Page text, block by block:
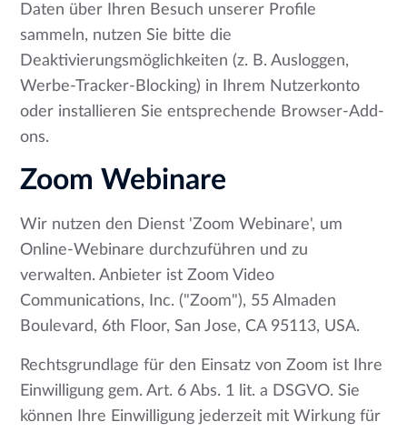
Daten über Ihren Besuch unserer Profile
sammeln, nutzen Sie bitte die
Deaktivierungsmöglichkeiten (z. B. Ausloggen,
Werbe-Tracker-Blocking) in Ihrem Nutzerkonto
oder installieren Sie entsprechende Browser-Add-
ons.
Zoom Webinare
Wir nutzen den Dienst 'Zoom Webinare', um
Online-Webinare durchzuführen und zu
verwalten. Anbieter ist Zoom Video
Communications, Inc. ("Zoom"), 55 Almaden
Boulevard, 6th Floor, San Jose, CA 95113, USA.
Rechtsgrundlage für den Einsatz von Zoom ist Ihre
Einwilligung gem. Art. 6 Abs. 1 lit. a DSGVO. Sie
können Ihre Einwilligung jederzeit mit Wirkung für